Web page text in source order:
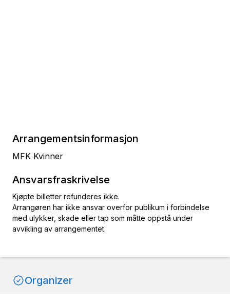
Arrangementsinformasjon
MFK Kvinner
Ansvarsfraskrivelse
Kjøpte billetter refunderes ikke.
Arrangøren har ikke ansvar overfor publikum i forbindelse
med ulykker, skade eller tap som måtte oppstå under
avvikling av arrangementet.
Organizer